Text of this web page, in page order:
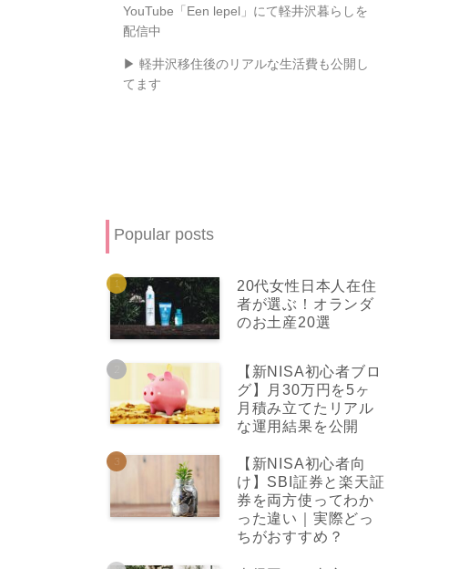
YouTube「Een lepel」にて軽井沢暮らしを
配信中
▶ 軽井沢移住後のリアルな生活費も公開し
てます
Popular posts
20代女性日本人在住
者が選ぶ！オランダ
のお土産20選
【新NISA初心者ブロ
グ】月30万円を5ヶ
月積み立てたリアル
な運用結果を公開
【新NISA初心者向
け】SBI証券と楽天証
券を両方使ってわか
った違い｜実際どっ
ちがおすすめ？